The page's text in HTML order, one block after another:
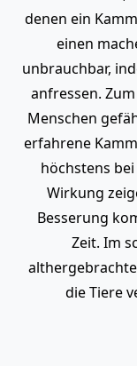
denen ein
einen
unbrauchbar,
anfressen.
Menschen
erfahrene
höchstens
Wirkung
Besserung
Zeit. Im
die Tiere